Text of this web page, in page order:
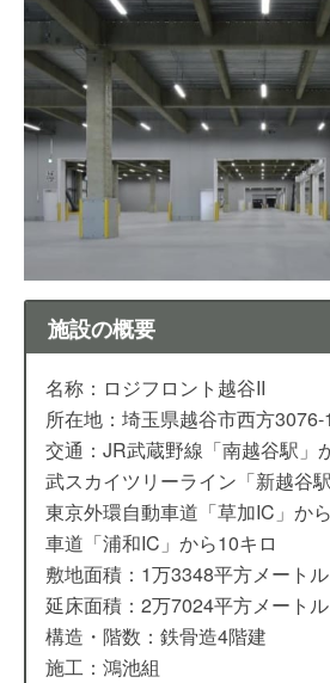
施設の概要
名称：ロジフロント越谷II
所在地：埼玉県越谷市西方3076-
交通：JR武蔵野線「南越谷駅」
武スカイツリーライン「新越谷
東京外環自動車道「草加IC」か
車道「浦和IC」から10キロ
敷地面積：1万3348平方メートル
延床面積：2万7024平方メートル
構造・階数：鉄骨造4階建
施工：鴻池組